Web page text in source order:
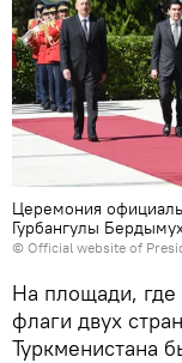
Церемония
Гурбангулы
© Official website of
На площади, где
флаги двух
Туркменистана